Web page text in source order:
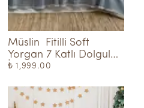
Müslin  Fitilli Soft
Yorgan 7 Katlı Dolgulu
İndigo - Tek kişilik
₺ 1,999.00